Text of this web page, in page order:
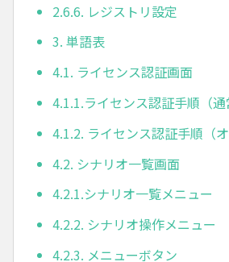
2.6.6. レジストリ設定
3. 単語表
4.1. ライセンス認証画面
4.1.1.ライセンス認証手順（通
4.1.2. ライセンス認証手順（オ
4.2. シナリオ一覧画面
4.2.1.シナリオ一覧メニュー
4.2.2. シナリオ操作メニュー
4.2.3. メニューボタン